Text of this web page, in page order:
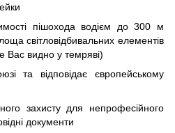
пішохода водієм до 300 м
світловідбивальних елементів
Вас видно у темряві)
та відповідає європейському
захисту для непрофесійного
документи